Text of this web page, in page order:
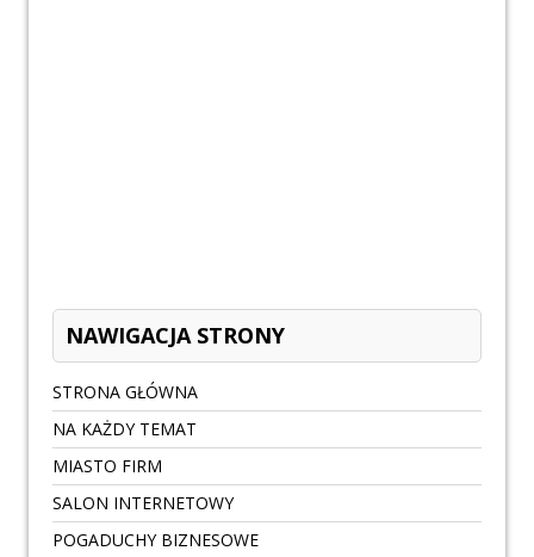
NAWIGACJA STRONY
STRONA GŁÓWNA
NA KAŻDY TEMAT
MIASTO FIRM
SALON INTERNETOWY
POGADUCHY BIZNESOWE